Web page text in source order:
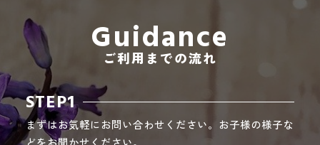
Guidance
ご利用までの流れ
STEP1
まずはお気軽にお問い合わせください。お子様の様子な
どをお聞かせください。